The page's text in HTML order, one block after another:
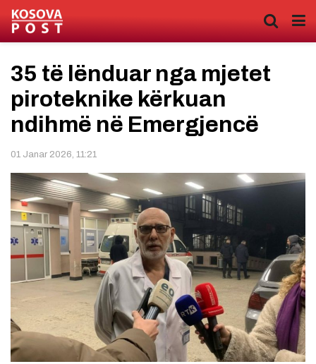
35 të lënduar nga mjetet
piroteknike kërkuan
ndihmë në Emergjencë
01 Janar 2026, 11:21